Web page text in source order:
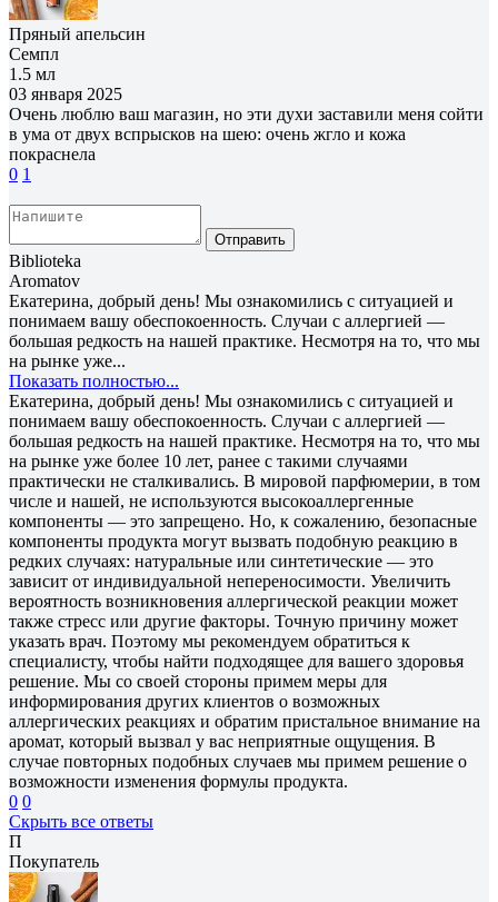
Пряный апельсин
Семпл
1.5 мл
03 января 2025
Очень люблю ваш магазин, но эти духи заставили меня сойти
в ума от двух вспрысков на шею: очень жгло и кожа
покраснела
0 1
Отправить
Biblioteka
Aromatov
Екатерина, добрый день! Мы ознакомились с ситуацией и
понимаем вашу обеспокоенность. Случаи с аллергией —
большая редкость на нашей практике. Несмотря на то, что мы
на рынке уже...
Показать полностью...
Екатерина, добрый день! Мы ознакомились с ситуацией и
понимаем вашу обеспокоенность. Случаи с аллергией —
большая редкость на нашей практике. Несмотря на то, что мы
на рынке уже более 10 лет, ранее с такими случаями
практически не сталкивались. В мировой парфюмерии, в том
числе и нашей, не используются высокоаллергенные
компоненты — это запрещено. Но, к сожалению, безопасные
компоненты продукта могут вызвать подобную реакцию в
редких случаях: натуральные или синтетические — это
зависит от индивидуальной непереносимости. Увеличить
вероятность возникновения аллергической реакции может
также стресс или другие факторы. Точную причину может
указать врач. Поэтому мы рекомендуем обратиться к
специалисту, чтобы найти подходящее для вашего здоровья
решение. Мы со своей стороны примем меры для
информирования других клиентов о возможных
аллергических реакциях и обратим пристальное внимание на
аромат, который вызвал у вас неприятные ощущения. В
случае повторных подобных случаев мы примем решение о
возможности изменения формулы продукта.
0 0
Скрыть все ответы
П
Покупатель